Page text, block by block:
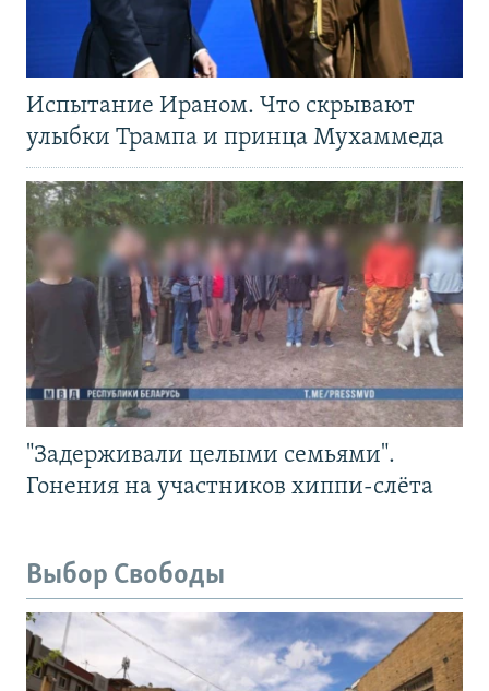
Испытание Ираном. Что скрывают
улыбки Трампа и принца Мухаммеда
"Задерживали целыми семьями".
Гонения на участников хиппи-слёта
Выбор Свободы